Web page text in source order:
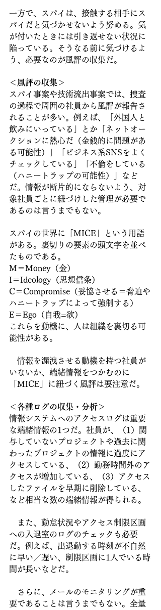
一方で、スパイは、接触する相手にス
パイだと気づかせないよう努める。気
が付いたときには引き返せない状況に
陥っている。そうなる前に気づけるよ
う、必要なのが風評の収集だ。
＜風評の収集＞
スパイ事案や技術流出事案では、捜査
の過程で周囲の社員から風評が報告さ
れることが多い。例えば、「外国人と
飲みにいっている」とか「ネットオー
クションに熱心だ（金銭的に問題があ
る可能性）」「ビジネス系SNSをよく
チェックしている」「不倫をしている
（ハニートラップの可能性）」など
だ。情報が断片的にならないよう、対
象社員ごとに紐づけした管理が必要で
あるのは言うまでもない。
スパイの世界に「MICE」という用語
がある。裏切りの要素の頭文字を並べ
たものである。
M＝Money（金）
I＝Ideology（思想信条）
C＝Compromise（妥協させる＝脅迫や
ハニートラップによって強制する）
E＝Ego（自我=欲）
これらを動機に、人は組織を裏切る可
能性がある。
情報を漏洩させる動機を持つ社員が
いないか、端緒情報をつかむのに
「MICE」に紐づく風評は要注意だ。
＜各種ログの収集・分析＞
情報システムへのアクセスログは重要
な端緒情報の1つだ。社員が、（1）関
与していないプロジェクトや過去に関
わったプロジェクトの情報に過度にア
クセスしている、（2）勤務時間外のア
クセスが増加している、（3）アクセス
したファイルを早期に削除している、
など相当な数の端緒情報が得られる。
また、勤怠状況やアクセス制限区画
への入退室のログのチェックも必要
だ。例えば、出退勤する時刻が不自然
に早い／遅い、制限区画に1人でいる時
間が長いなどだ。
さらに、メールのモニタリングが重
要であることは言うまでもない。全量